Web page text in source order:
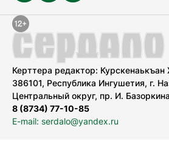
Керттера редактор: Курскенаькъан
386101, Республика Ингушетия, г.
Центральный округ, пр. И.
8 (8734) 77-10-85
E-mail: serdalo@yandex.ru